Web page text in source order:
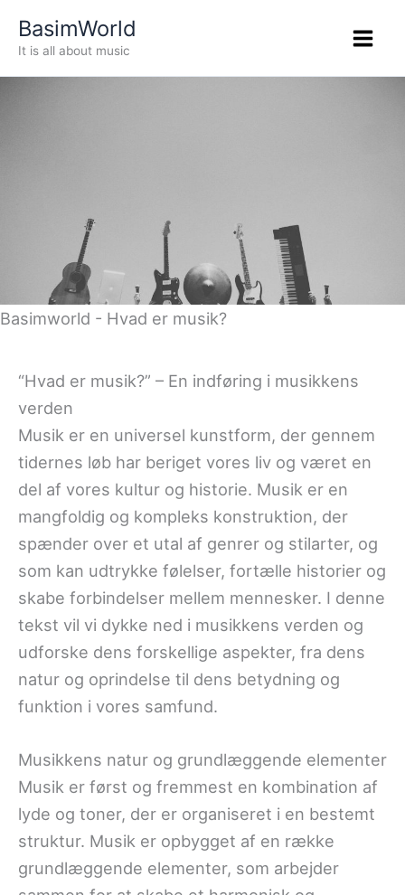
BasimWorld
It is all about music
Basimworld - Hvad er musik?
“Hvad er musik?” – En indføring i musikkens
verden
Musik er en universel kunstform, der gennem
tidernes løb har beriget vores liv og været en
del af vores kultur og historie. Musik er en
mangfoldig og kompleks konstruktion, der
spænder over et utal af genrer og stilarter, og
som kan udtrykke følelser, fortælle historier og
skabe forbindelser mellem mennesker. I denne
tekst vil vi dykke ned i musikkens verden og
udforske dens forskellige aspekter, fra dens
natur og oprindelse til dens betydning og
funktion i vores samfund.
Musikkens natur og grundlæggende elementer
Musik er først og fremmest en kombination af
lyde og toner, der er organiseret i en bestemt
struktur. Musik er opbygget af en række
grundlæggende elementer, som arbejder